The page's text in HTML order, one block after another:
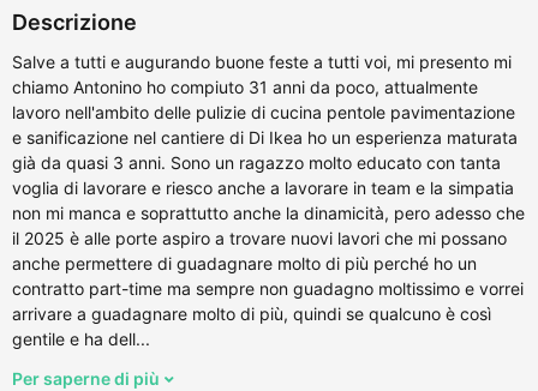
Descrizione
Salve a tutti e augurando buone feste a tutti voi, mi presento mi
chiamo Antonino ho compiuto 31 anni da poco, attualmente
lavoro nell'ambito delle pulizie di cucina pentole pavimentazione
e sanificazione nel cantiere di Di Ikea ho un esperienza maturata
già da quasi 3 anni. Sono un ragazzo molto educato con tanta
voglia di lavorare e riesco anche a lavorare in team e la simpatia
non mi manca e soprattutto anche la dinamicità, pero adesso che
il 2025 è alle porte aspiro a trovare nuovi lavori che mi possano
anche permettere di guadagnare molto di più perché ho un
contratto part-time ma sempre non guadagno moltissimo e vorrei
arrivare a guadagnare molto di più, quindi se qualcuno è così
gentile e ha dell...
Per saperne di più